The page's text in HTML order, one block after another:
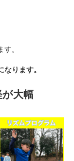
。
ります。
が大幅